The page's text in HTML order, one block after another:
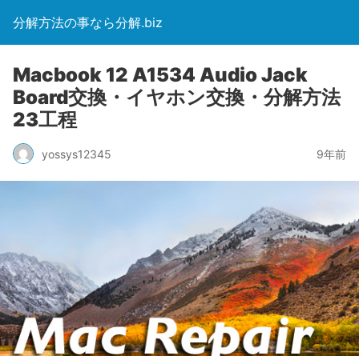
分解方法の事なら分解.biz
Macbook 12 A1534 Audio Jack
Board交換・イヤホン交換・分解方法
23工程
yossys12345 9年前